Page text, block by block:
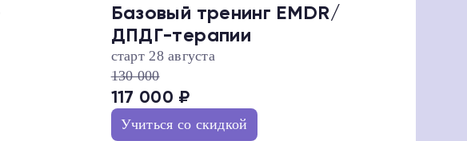
Антикризисная конфа
Базовый тренинг EMDR/
ДПДГ-терапии
старт 28 августа
130 000
117 000 ₽
Учиться со скидкой